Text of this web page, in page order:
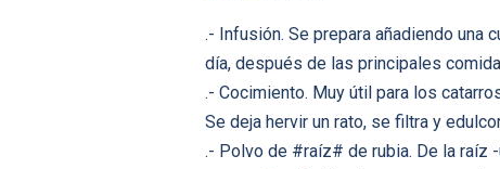
.- Infusión. Se prepara añadiendo una
día, después de las principales
.- Cocimiento. Muy útil para los
Se deja hervir un rato, se filtra y
.- Polvo de #raíz# de rubia. De la raíz